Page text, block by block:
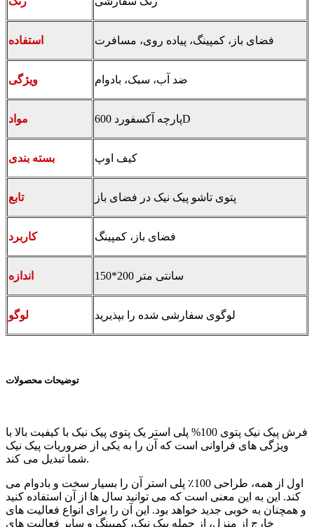
استفاده فضای باز، کمپینگ، پیاده روی، مسافرت
ویژگی ضد آب، سبک، بادوام
مواد پارچه آکسفورد 600D
بسته بندی کیف اوپ
تابع پتوی تاشو پیک نیک در فضای باز
کاربرد فضای باز، کمپینگ
اندازه 150*200 سانتی متر
لوگو لوگوی سفارشی شده را بپذیرید
توضیحات محصولات
فرش پیک نیک پتوی 100% پلی استر یک پتوی پیک نیک با کیفیت بالا با
ویژگی های فراوانی است که آن را به یکی از ضروریات پیک نیک
شما تبدیل می کند.
اول از همه، طراحی 100٪ پلی استر آن را بسیار سخت و بادوام می
کند. این به این معنی است که می توانید سال ها از آن استفاده کنید
و همچنان به خوبی جدید خواهد بود. این آن را برای انواع فعالیت های
خارج از منزل، از جمله پیک نیک، کمپینگ و سایر فعالیت های